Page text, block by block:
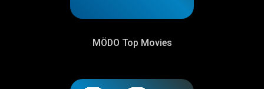
MÖDO Top Movies